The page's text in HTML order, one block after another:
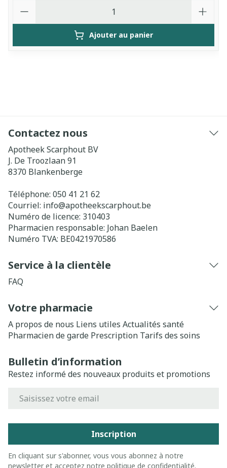
Ajouter au panier
Contactez nous
Apotheek Scarphout BV
J. De Troozlaan 91
8370 Blankenberge
Téléphone: 050 41 21 62
Courriel: info@apotheekscarphout.be
Numéro de licence: 310403
Pharmacien responsable: Johan Baelen
Numéro TVA: BE0421970586
Service à la clientèle
FAQ
Votre pharmacie
A propos de nous Liens utiles Actualités santé
Pharmacien de garde Prescription Tarifs des soins
Bulletin d’information
Restez informé des nouveaux produits et promotions
Inscription
En cliquant sur s'abonner, vous vous abonnez à notre
newsletter et acceptez notre politique de confidentialité.